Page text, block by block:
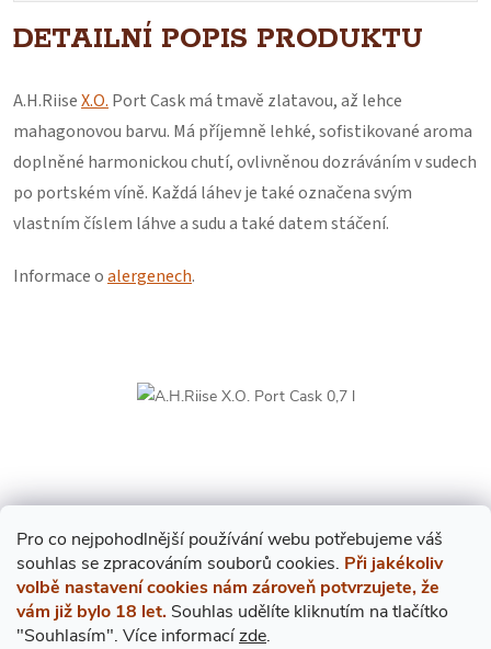
Pro co nejpohodlnější používání webu potřebujeme váš
souhlas se zpracováním souborů cookies. Při jakékoliv
volbě nastavení cookies nám zároveň potvrzujete, že
vám již bylo 18 let. Souhlas udělíte kliknutím na tlačítko
"Souhlasím". Více informacízde.
DETAILNÍ POPIS PRODUKTU
A.H.RiiseX.O. Port Cask má tmavě zlatavou, až lehce
mahagonovou barvu. Má příjemně lehké, sofistikované aroma
doplněné harmonickou chutí, ovlivněnou dozráváním v sudech
po portském víně. Každá láhev je také označena svým
vlastním číslem láhve a sudu a také datem stáčení.
Informace oalergenech.
EXPRES PO PRAZE
V případě objednání do 12. hodiny přivezeme ještě dnes!